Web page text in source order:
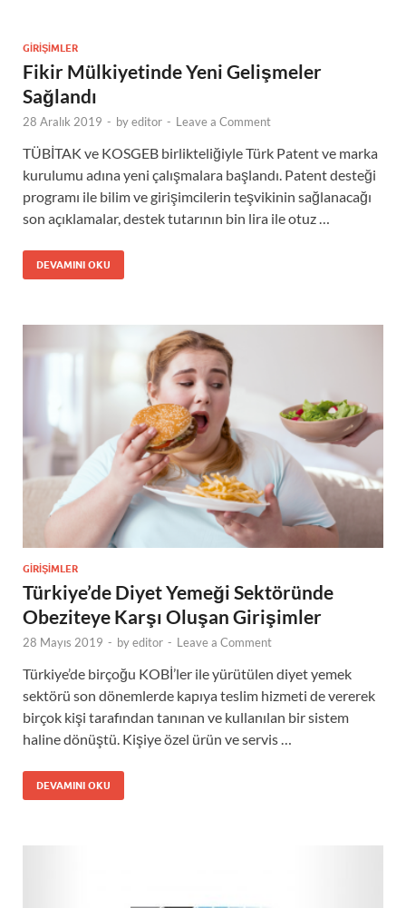
GIRIŞIMLER
Fikir Mülkiyetinde Yeni Gelişmeler
Sağlandı
28 Aralık 2019 - byeditor - Leave a Comment
TÜBİTAK ve KOSGEB birlikteliğiyle Türk Patent ve marka
kurulumu adına yeni çalışmalara başlandı. Patent desteği
programı ile bilim ve girişimcilerin teşvikinin sağlanacağı
son açıklamalar, destek tutarının bin lira ile otuz …
DEVAMINI OKU
GIRIŞIMLER
Türkiye’de Diyet Yemeği Sektöründe
Obeziteye Karşı Oluşan Girişimler
28 Mayıs 2019 - byeditor - Leave a Comment
Türkiye’de birçoğu KOBİ’ler ile yürütülen diyet yemek
sektörü son dönemlerde kapıya teslim hizmeti de vererek
birçok kişi tarafından tanınan ve kullanılan bir sistem
haline dönüştü. Kişiye özel ürün ve servis …
DEVAMINI OKU